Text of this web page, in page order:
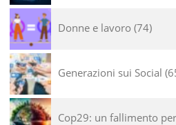
Donne e lavoro 74
Generazioni sui Social
Cop29: un fallimento